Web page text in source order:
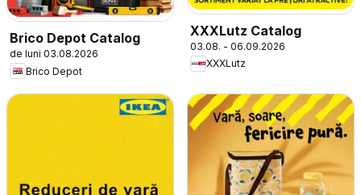
Brico Depot Catalog
de luni 03.08.2026
Brico Depot
XXXLutz Catalog
03.08. - 06.09.2026
XXXLutz